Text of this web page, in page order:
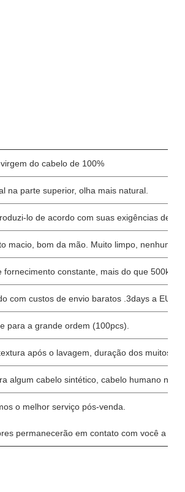
do cabelo de 100%
na parte superior, olha mais natural.
lo de acordo com suas exigências
macio, bom da mão. Muito limpo,
fornecimento constante, mais do que 500kg
com custos de envio baratos .3days a EUA
para a grande ordem (100pcs).
após o lavagem, duração dos muitos
algum cabelo sintético, cabelo humano
o melhor serviço pós-venda.
permanecerão em contato com você a